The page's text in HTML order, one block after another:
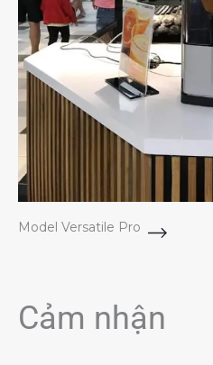
Model Versatile Pro
Cảm nhận